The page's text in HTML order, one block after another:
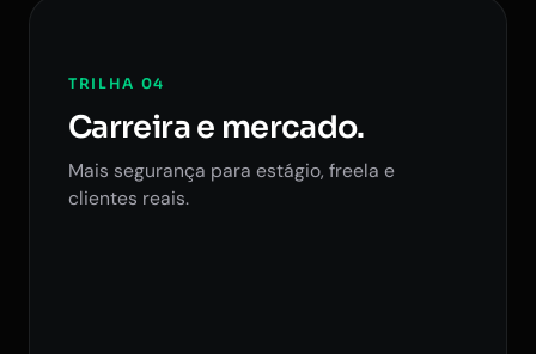
TRILHA 04
Carreira e mercado.
Mais segurança para estágio, freela e
clientes reais.